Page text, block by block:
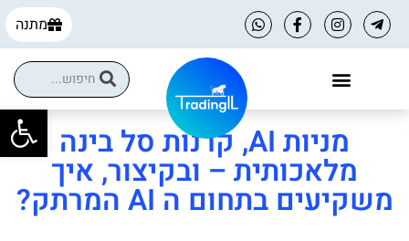
מתנה
מניות AI, קרנות סל בינה
מלאכותית – ובקיצור, איך
משקיעים בתחום ה AI המרתק?